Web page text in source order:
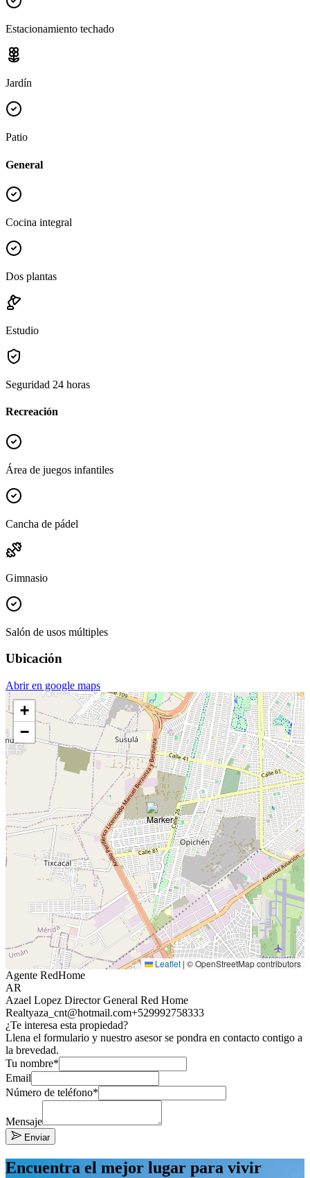
Estacionamiento techado
Jardín
Patio
General
Cocina integral
Dos plantas
Estudio
Seguridad 24 horas
Recreación
Área de juegos infantiles
Cancha de pádel
Gimnasio
Salón de usos múltiples
Ubicación
Abrir en google maps
+
−
Leaflet | © OpenStreetMap contributors
Agente RedHome
AR
Azael Lopez Director General Red Home
Realtyaza_cnt@hotmail.com+529992758333
¿Te interesa esta propiedad?
Llena el formulario y nuestro asesor se pondra en contacto contigo a
la brevedad.
Tu nombre*
Email
Número de teléfono*
Mensaje
Enviar
Encuentra el mejor lugar para vivir